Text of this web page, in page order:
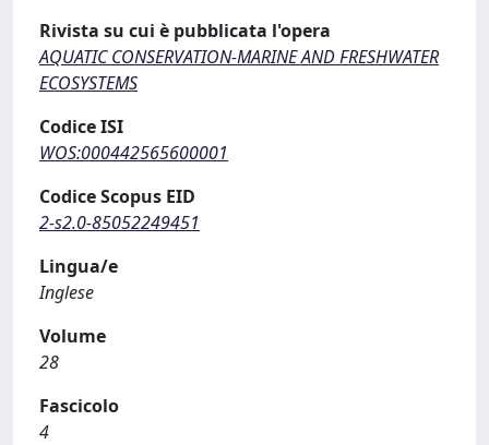
Rivista su cui è pubblicata l'opera
AQUATIC CONSERVATION-MARINE AND FRESHWATER
ECOSYSTEMS
Codice ISI
WOS:000442565600001
Codice Scopus EID
2-s2.0-85052249451
Lingua/e
Inglese
Volume
28
Fascicolo
4